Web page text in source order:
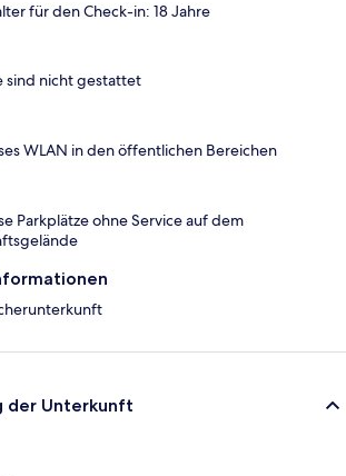
für den Check-in: 18 Jahre
sind nicht gestattet
WLAN in den öffentlichen Bereichen
Parkplätze ohne Service auf dem
der Unterkunft